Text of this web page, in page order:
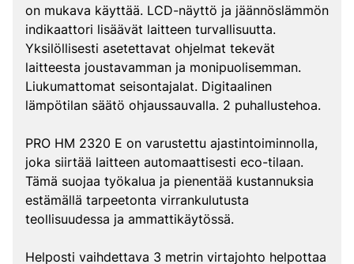
on mukava käyttää. LCD-näyttö ja jäännöslämmön
indikaattori lisäävät laitteen turvallisuutta.
Yksilöllisesti asetettavat ohjelmat tekevät
laitteesta joustavamman ja monipuolisemman.
Liukumattomat seisontajalat. Digitaalinen
lämpötilan säätö ohjaussauvalla. 2 puhallustehoa.
PRO HM 2320 E on varustettu ajastintoiminnolla,
joka siirtää laitteen automaattisesti eco-tilaan.
Tämä suojaa työkalua ja pienentää kustannuksia
estämällä tarpeetonta virrankulutusta
teollisuudessa ja ammattikäytössä.
Helposti vaihdettava 3 metrin virtajohto helpottaa